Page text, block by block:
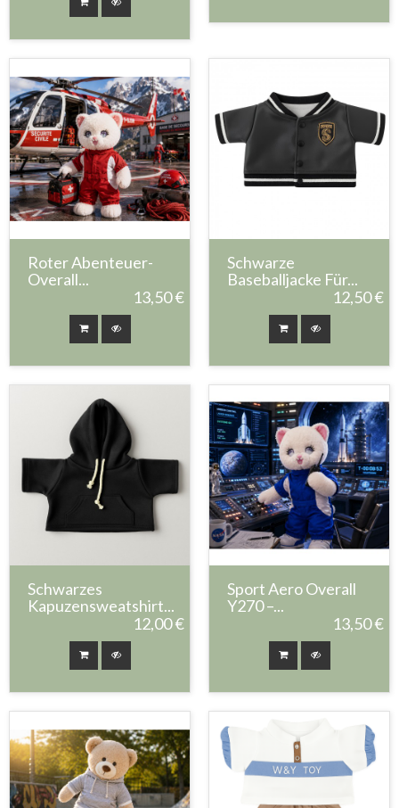
Roter Abenteuer-
Overall...
13,50 €
Schwarze
Baseballjacke Für...
12,50 €
Schwarzes
Kapuzensweatshirt...
12,00 €
Sport Aero Overall
Y270 –...
13,50 €